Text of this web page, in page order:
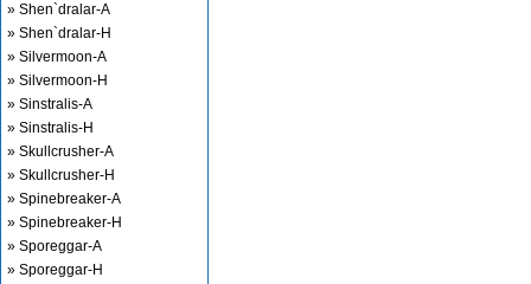
» Shen`dralar-A
» Shen`dralar-H
» Silvermoon-A
» Silvermoon-H
» Sinstralis-A
» Sinstralis-H
» Skullcrusher-A
» Skullcrusher-H
» Spinebreaker-A
» Spinebreaker-H
» Sporeggar-A
» Sporeggar-H